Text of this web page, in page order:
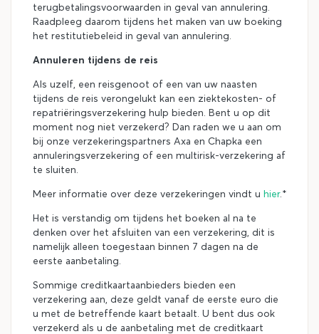
terugbetalingsvoorwaarden in geval van annulering.
Raadpleeg daarom tijdens het maken van uw boeking
het restitutiebeleid in geval van annulering.
Annuleren tijdens de reis
Als uzelf, een reisgenoot of een van uw naasten
tijdens de reis verongelukt kan een ziektekosten- of
repatriëringsverzekering hulp bieden. Bent u op dit
moment nog niet verzekerd? Dan raden we u aan om
bij onze verzekeringspartners Axa en Chapka een
annuleringsverzekering of een multirisk-verzekering af
te sluiten.
Meer informatie over deze verzekeringen vindt u hier.*
Het is verstandig om tijdens het boeken al na te
denken over het afsluiten van een verzekering, dit is
namelijk alleen toegestaan binnen 7 dagen na de
eerste aanbetaling.
Sommige creditkaartaanbieders bieden een
verzekering aan, deze geldt vanaf de eerste euro die
u met de betreffende kaart betaalt. U bent dus ook
verzekerd als u de aanbetaling met de creditkaart